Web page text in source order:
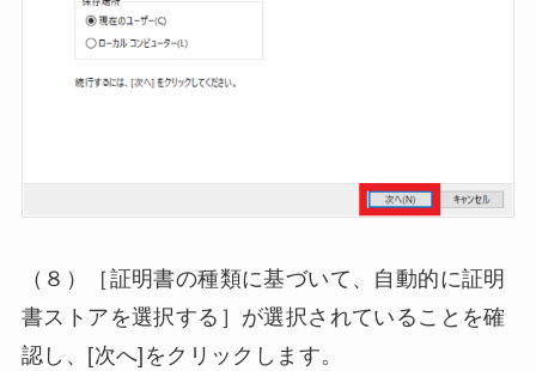
（８）［証明書の種類に基づいて、自動的に証明
書ストアを選択する］が選択されていることを確
認し、[次へ]をクリックします。